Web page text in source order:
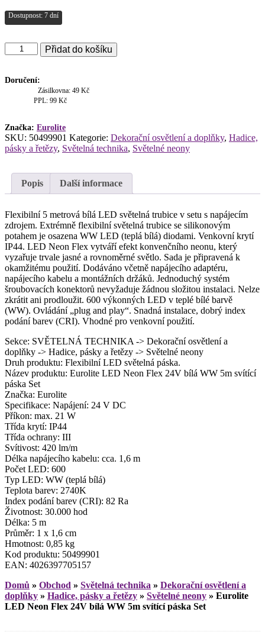
Dostupnost: 7 dní
Eurolite
LED
Flex
svítící
páska
Set
Přidat do košíku
Doručení:
Zásilkovna: 49 Kč
PPL: 99 Kč
Značka: Eurolite
SKU: 50499901 Kategorie: Dekorační osvětlení a doplňky, Hadice,
pásky a řetězy, Světelná technika, Světelné neony
Popis Další informace
Flexibilní 5 metrová bílá LED světelná trubice v setu s napájecím
zdrojem. Extrémně flexibilní světelná trubice se silikonovým
potahem je osazena WW LED (teplá bílá) diodami. Venkovní krytí
IP44. LED Neon Flex vytváří efekt konvenčního neonu, který
vyzařuje trvale jasné a rovnoměrné světlo. Sada je připravená k
okamžitému použití. Dodáváno včetně napájecího adaptéru,
napájecího kabelu a montážních držáků. Jednoduchý systém
šroubovacích konektorů nevyžaduje žádnou složitou instalaci. Nelze
zkrátit ani prodloužit. 600 výkonných LED v teplé bílé barvě
(WW). Ovládání „plug and play“. Snadná instalace, dobrý index
podání barev (CRI). Vhodné pro venkovní použití.
Sekce: SVĚTELNÁ TECHNIKA -> Dekorační osvětlení a
doplňky -> Hadice, pásky a řetězy -> Světelné neony
Druh produktu: Flexibilní LED světelná páska.
Název produktu: Eurolite LED Neon Flex 24V bílá WW 5m svítící
páska Set
Značka: Eurolite
Specifikace: Napájení: 24 V DC
Příkon: max. 21 W
Třída krytí: IP44
Třída ochrany: III
Svítivost: 420 lm/m
Délka napájecího kabelu: cca. 1,6 m
Počet LED: 600
Typ LED: WW (teplá bílá)
Teplota barev: 2740K
Index podání barev (CRI): 82 Ra
Životnost: 30.000 hod
Délka: 5 m
Průměr: 1 x 1,6 cm
Hmotnost: 0,85 kg
Kod produktu: 50499901
EAN: 4026397705157
Domů » Obchod » Světelná technika » Dekorační osvětlení a
doplňky » Hadice, pásky a řetězy » Světelné neony » Eurolite
LED Neon Flex 24V bílá WW 5m svítící páska Set